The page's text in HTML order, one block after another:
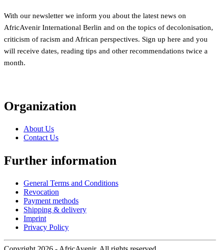
With our newsletter we inform you about the latest news on
AfricAvenir International Berlin and on the topics of decolonisation,
criticism of racism and African perspectives. Sign up here and you
will receive dates, reading tips and other recommendations twice a
month.
Organization
About Us
Contact Us
Further information
General Terms and Conditions
Revocation
Payment methods
Shipping & delivery
Imprint
Privacy Policy